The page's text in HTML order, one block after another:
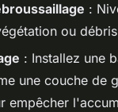
:
ou
: Installez une
une couche de
empêcher